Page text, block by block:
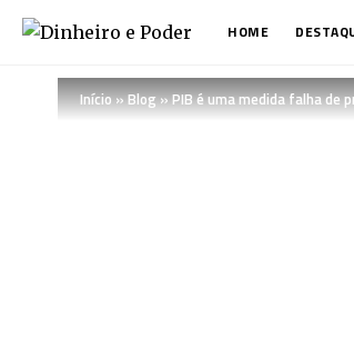
HOME
Início»Blog»PIB é uma medida falha de